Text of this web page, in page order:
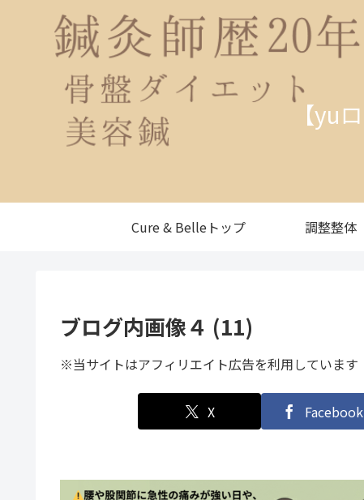
【yu
Cure & Belleトップ 調整整体
ブログ内画像４ (11)
※当サイトはアフィリエイト広告を利用しています
X Facebook